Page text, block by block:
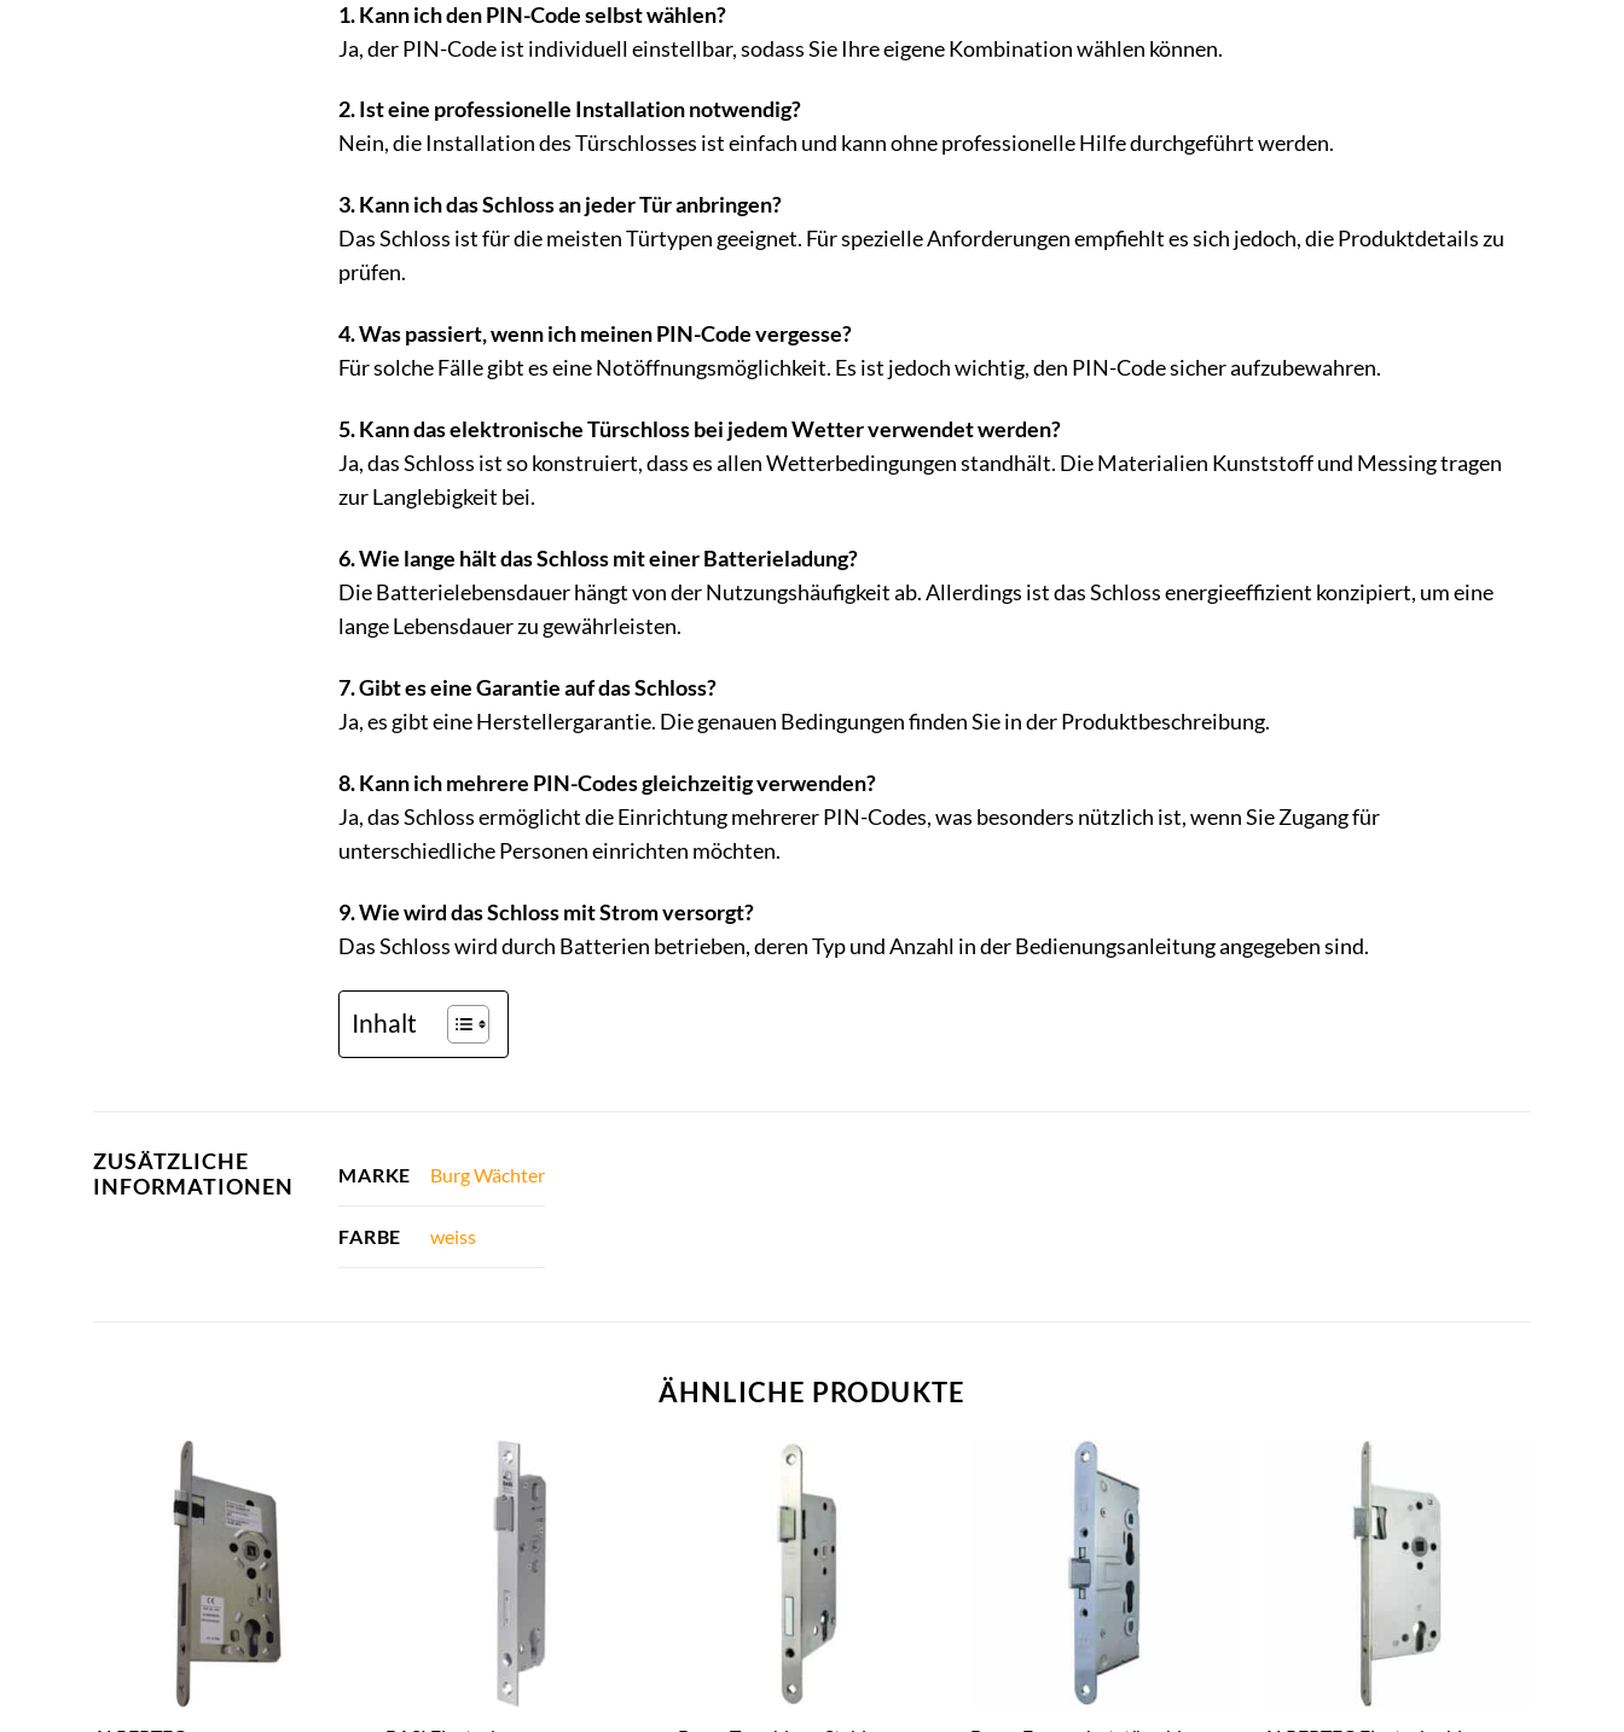
1. Kann ich den PIN-Code selbst wählen?
Ja, der PIN-Code ist individuell einstellbar, sodass Sie Ihre eigene Kombination wählen können.
2. Ist eine professionelle Installation notwendig?
Nein, die Installation des Türschlosses ist einfach und kann ohne professionelle Hilfe durchgeführt werden.
3. Kann ich das Schloss an jeder Tür anbringen?
Das Schloss ist für die meisten Türtypen geeignet. Für spezielle Anforderungen empfiehlt es sich jedoch, die Produktdetails zu
prüfen.
4. Was passiert, wenn ich meinen PIN-Code vergesse?
Für solche Fälle gibt es eine Notöffnungsmöglichkeit. Es ist jedoch wichtig, den PIN-Code sicher aufzubewahren.
5. Kann das elektronische Türschloss bei jedem Wetter verwendet werden?
Ja, das Schloss ist so konstruiert, dass es allen Wetterbedingungen standhält. Die Materialien Kunststoff und Messing tragen
zur Langlebigkeit bei.
6. Wie lange hält das Schloss mit einer Batterieladung?
Die Batterielebensdauer hängt von der Nutzungshäufigkeit ab. Allerdings ist das Schloss energieeffizient konzipiert, um eine
lange Lebensdauer zu gewährleisten.
7. Gibt es eine Garantie auf das Schloss?
Ja, es gibt eine Herstellergarantie. Die genauen Bedingungen finden Sie in der Produktbeschreibung.
8. Kann ich mehrere PIN-Codes gleichzeitig verwenden?
Ja, das Schloss ermöglicht die Einrichtung mehrerer PIN-Codes, was besonders nützlich ist, wenn Sie Zugang für
unterschiedliche Personen einrichten möchten.
9. Wie wird das Schloss mit Strom versorgt?
Das Schloss wird durch Batterien betrieben, deren Typ und Anzahl in der Bedienungsanleitung angegeben sind.
Inhalt
ZUSÄTZLICHE
INFORMATIONEN
MARKE Burg Wächter
FARBE weiss
ÄHNLICHE PRODUKTE